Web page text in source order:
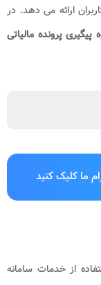
ارائه می دهد. در
پیگیری پرونده مالیاتی
ما کلیک کنید
از خدمات سامانه